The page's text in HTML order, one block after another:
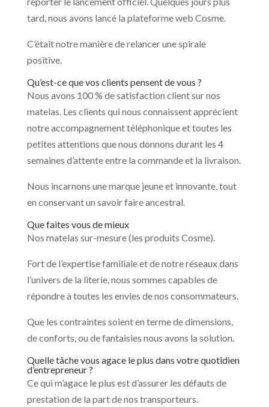
tard, nous avons lancé la plateforme web Cosme.
C’était notre manière de relancer une spirale
positive.
Qu’est-ce que vos clients pensent de vous ?
Nous avons 100 % de satisfaction client sur nos
matelas. Les clients qui nous connaissent apprécient
notre accompagnement téléphonique et toutes les
petites attentions que nous donnons durant les 4
semaines d’attente entre la commande et la livraison.
Nous incarnons une marque jeune et innovante, tout
en conservant un savoir faire ancestral.
Que faites vous de mieux
Nos matelas sur-mesure (les produits Cosme).
Fort de l’expertise familiale et de notre réseaux dans
l’univers de la literie, nous sommes capables de
répondre à toutes les envies de nos consommateurs.
Que les contraintes soient en terme de dimensions,
de conforts, ou de fantaisies nous avons la solution.
Quelle tâche vous agace le plus dans votre quotidien
d’entrepreneur ?
Ce qui m’agace le plus est d’assurer les défauts de
prestation de la part de nos transporteurs.